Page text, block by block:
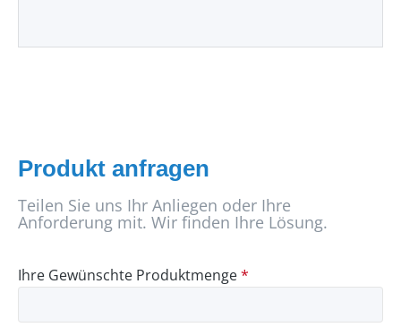
Produkt anfragen
Teilen Sie uns Ihr Anliegen oder Ihre
Anforderung mit. Wir finden Ihre Lösung.
Ihre Gewünschte Produktmenge*